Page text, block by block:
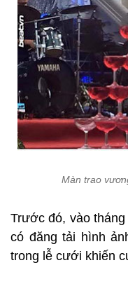
Màn trao
Trước đó, vào
có đăng tải hình
trong lễ cưới khiến